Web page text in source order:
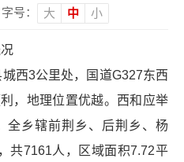
字号： 大 中 小
3公里处，国道G327东西
，地理位置优越。西和应举
全乡辖前荆乡、后荆乡、杨
共7161人，区域面积7.72平